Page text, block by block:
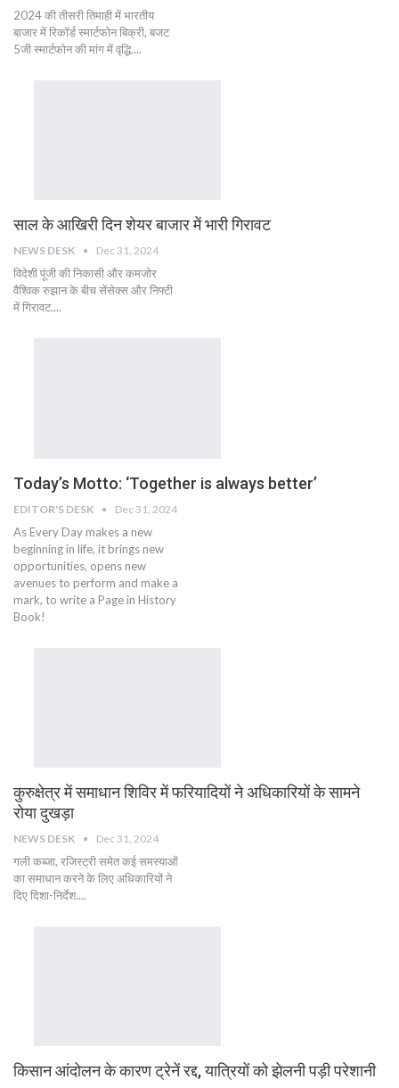
2024 की तीसरी तिमाही में भारतीय
बाजार में रिकॉर्ड स्मार्टफोन बिक्री, बजट
5जी स्मार्टफोन की मांग में वृद्धि....
साल के आखिरी दिन शेयर बाजार में भारी गिरावट
NEWS DESK Dec 31, 2024
विदेशी पूंजी की निकासी और कमजोर
वैश्विक रुझान के बीच सेंसेक्स और निफ्टी
में गिरावट....
Today’s Motto: ‘Together is always better’
EDITOR'S DESK Dec 31, 2024
As Every Day makes a new
beginning in life, it brings new
opportunities, opens new
avenues to perform and make a
mark, to write a Page in History
Book!
कुरुक्षेत्र में समाधान शिविर में फरियादियों ने अधिकारियों के सामने
रोया दुखड़ा
NEWS DESK Dec 31, 2024
गली कब्जा, रजिस्ट्री समेत कई समस्याओं
का समाधान करने के लिए अधिकारियों ने
दिए दिशा-निर्देश....
किसान आंदोलन के कारण ट्रेनें रद्द, यात्रियों को झेलनी पड़ी परेशानी